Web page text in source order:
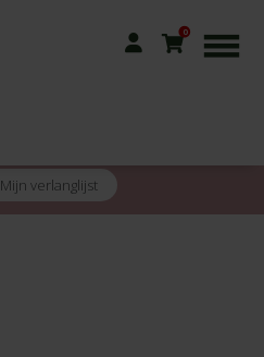
0
Mijn verlanglijst